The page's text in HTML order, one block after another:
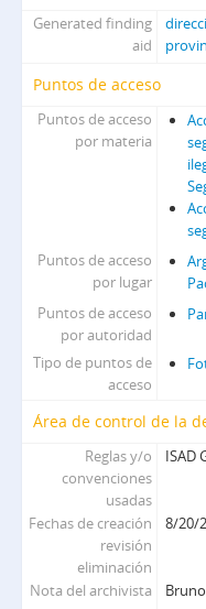
Generated finding
aid
Puntos de acceso
Puntos de acceso
por materia
Puntos de acceso
por lugar
Puntos de acceso
por autoridad
Tipo de puntos de
acceso
Área de control de la
Reglas y/o
convenciones
usadas
ISAD
Fechas de creación
revisión
eliminación
8/20/
Nota del archivista